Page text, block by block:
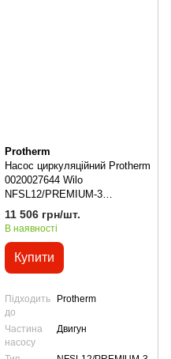
Protherm
Насос циркуляційний Protherm
0020027644 Wilo
NFSL12/PREMIUM-3
0010030660
11 506 грн/шт.
В наявності
Купити
Підходить
до
Protherm
Частина
насосу
Двигун